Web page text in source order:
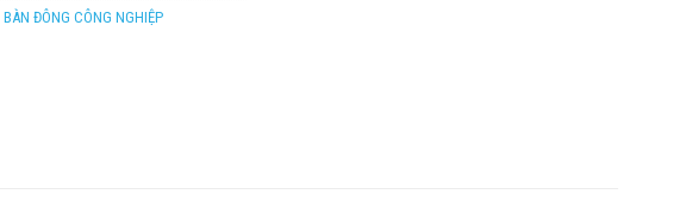
BÀN ĐÔNG CÔNG NGHIỆP